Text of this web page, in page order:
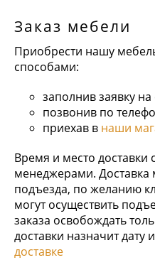
Заказ мебели
Приобрести нашу
способами:
заполнив заявку на
позвонив по
приехав в наши
Время и место доставки
менеджерами. Доставка
подъезда, по желанию
могут осуществить
заказа освобождать
доставки назначит дату
доставке